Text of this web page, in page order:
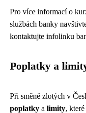
Pro více informací o
službách banky
kontaktujte infolinku
Poplatky a
Při směně zlotých v
poplatky a limity,